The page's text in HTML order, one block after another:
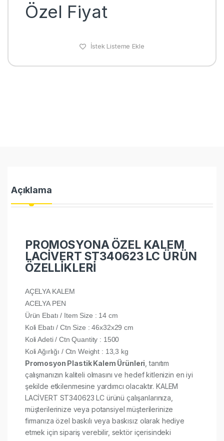
Özel Fiyat
İstek Listeme Ekle
Açıklama
PROMOSYONA ÖZEL KALEM
LACİVERT ST340623 LC ÜRÜN
ÖZELLİKLERİ
AÇELYA KALEM
ACELYA PEN
Ürün Ebatı / Item Size : 14 cm
Koli Ebatı / Ctn Size : 46x32x29 cm
Koli Adeti / Ctn Quantity : 1500
Koli Ağırlığı / Ctn Weight : 13,3 kg
Promosyon Plastik Kalem Ürünleri , tanıtım
çalışmanızın kaliteli olmasını ve hedef kitlenizin en iyi
şekilde etkilenmesine yardımcı olacaktır. KALEM
LACİVERT ST340623 LC ürünü çalışanlarınıza,
müşterilerinize veya potansiyel müşterilerinize
firmanıza özel baskılı veya baskısız olarak hediye
etmek için sipariş verebilir, sektör içerisindeki